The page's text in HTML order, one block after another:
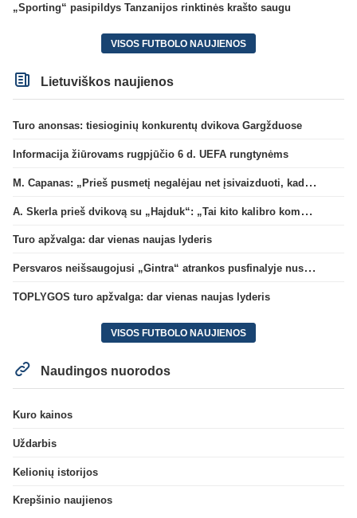
„Sporting“ pasipildys Tanzanijos rinktinės krašto saugu
VISOS FUTBOLO NAUJIENOS
Lietuviškos naujienos
Turo anonsas: tiesioginių konkurentų dvikova Gargžduose
Informacija žiūrovams rugpjūčio 6 d. UEFA rungtynėms
M. Capanas: „Prieš pusmetį negalėjau net įsivaizduoti, kad žaisime prieš „Hajduk“
A. Skerla prieš dvikovą su „Hajduk“: „Tai kito kalibro komanda“
Turo apžvalga: dar vienas naujas lyderis
Persvaros neišsaugojusi „Gintra“ atrankos pusfinalyje nusileido Škotijos čempionėms
TOPLYGOS turo apžvalga: dar vienas naujas lyderis
VISOS FUTBOLO NAUJIENOS
Naudingos nuorodos
Kuro kainos
Uždarbis
Kelionių istorijos
Krepšinio naujienos